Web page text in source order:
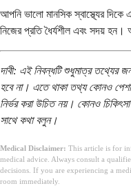
আপনি ভালো মানসিক স্বাস্থ্যের
নিজের প্রতি ধৈর্যশীল এবং সদয় হন।
দাবী: এই নিবন্ধটি শুধুমাত্র তথ্যের
হবে না। এতে থাকা তথ্য কোনও
নির্ভর করা উচিত নয়। কোনও
সাথে কথা বলুন।
Medical Disclaimer: This article is for
medical advice. Always consult a
decisions. If you are experiencing a
room immediately.